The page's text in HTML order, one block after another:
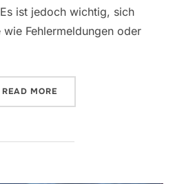
ist jedoch wichtig, sich
Fehlermeldungen oder
READ MORE